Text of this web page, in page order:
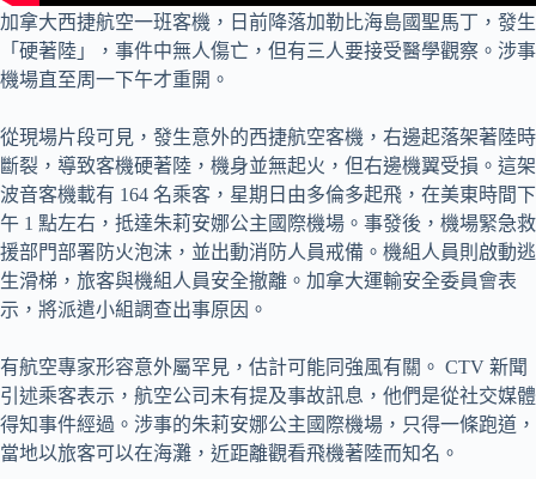
加拿大西捷航空一班客機，日前降落加勒比海島國聖馬丁，發生
「硬著陸」，事件中無人傷亡，但有三人要接受醫學觀察。涉事
機場直至周一下午才重開。
從現場片段可見，發生意外的西捷航空客機，右邊起落架著陸時
斷裂，導致客機硬著陸，機身並無起火，但右邊機翼受損。這架
波音客機載有 164 名乘客，星期日由多倫多起飛，在美東時間下
午 1 點左右，抵達朱莉安娜公主國際機場。事發後，機場緊急救
援部門部署防火泡沫，並出動消防人員戒備。機組人員則啟動逃
生滑梯，旅客與機組人員安全撤離。加拿大運輸安全委員會表
示，將派遣小組調查出事原因。
有航空專家形容意外屬罕見，估計可能同強風有關。 CTV 新聞
引述乘客表示，航空公司未有提及事故訊息，他們是從社交媒體
得知事件經過。涉事的朱莉安娜公主國際機場，只得一條跑道，
當地以旅客可以在海灘，近距離觀看飛機著陸而知名。